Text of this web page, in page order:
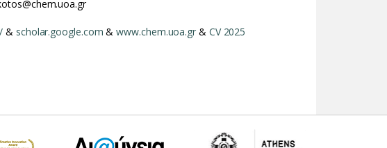
& scholar.google.com &www.chem.uoa.gr & CV 2025